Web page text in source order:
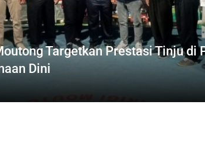
Targetkan Prestasi Tinju di
Dini